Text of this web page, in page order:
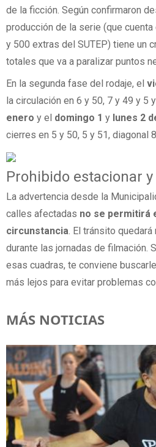
de la ficción. Según confirmaron
producción de la serie (que
y 500 extras del SUTEP) tiene un
totales que va a paralizar puntos
En la segunda fase del rodaje, el
la circulación en 6 y 50, 7 y 49 y 5
enero y el domingo 1 y lunes 2
cierres en 5 y 50, 5 y 51, diagonal
Prohibido estacionar
La advertencia desde la
calles afectadas no se permitirá
circunstancia. El tránsito
durante las jornadas de filmación.
esas cuadras, te conviene
más lejos para evitar problemas
MÁS NOTICIAS